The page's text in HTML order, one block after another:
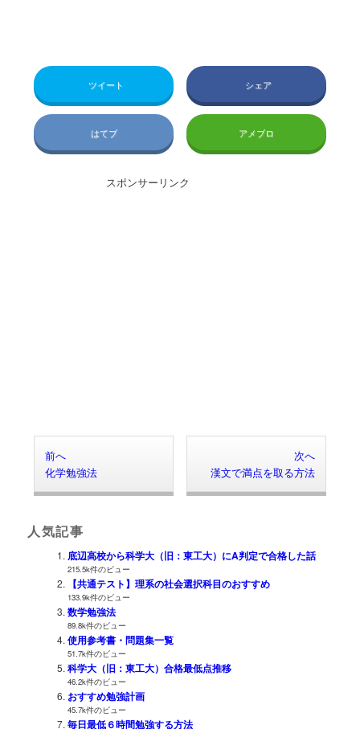
ツイート シェア
はてブ アメブロ
スポンサーリンク
前へ
化学勉強法
次へ
漢文で満点を取る方法
人気記事
底辺高校から科学大（旧：東工大）にA判定で合格した話
215.5k件のビュー
【共通テスト】理系の社会選択科目のおすすめ
133.9k件のビュー
数学勉強法
89.8k件のビュー
使用参考書・問題集一覧
51.7k件のビュー
科学大（旧：東工大）合格最低点推移
46.2k件のビュー
おすすめ勉強計画
45.7k件のビュー
毎日最低６時間勉強する方法